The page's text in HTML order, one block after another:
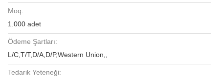
Moq:
1.000 adet
Ödeme Şartları:
L/C,T/T,D/A,D/P,Western Union,,
Tedarik Yeteneği: